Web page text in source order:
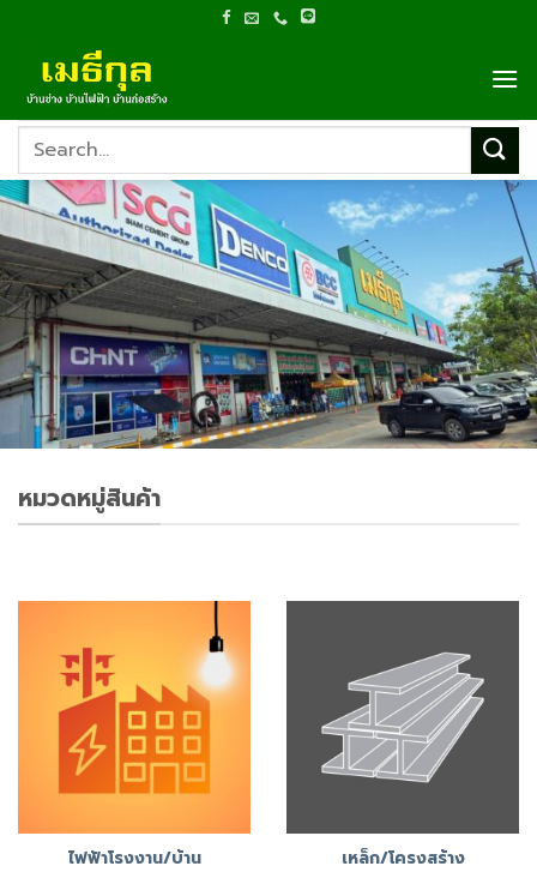
content
Search
หมวดหมู่สินค้า
ไฟฟ้าโรงงาน/บ้าน เหล็ก/โครงสร้าง